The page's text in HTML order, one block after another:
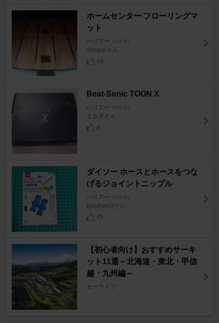
ホームセンター フローリングマ
ット
ハリアー [U60系]
stripperさん
14
Beat-Sonic TOON X
ハリアー [U60系]
まき芋さん
8
ダイソー ホースとホースをつな
げるジョイントニップル
ハリアー [U60系]
kuroharri3さん
45
【初心者向け】おすすめサーキ
ット11選～北海道・東北・甲信
越・九州編～
カーライフ